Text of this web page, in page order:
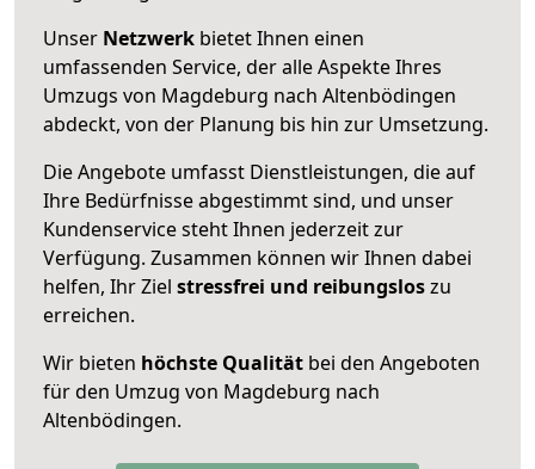
Unser Netzwerk bietet Ihnen einen
umfassenden Service, der alle Aspekte Ihres
Umzugs von Magdeburg nach Altenbödingen
abdeckt, von der Planung bis hin zur Umsetzung.
Die Angebote umfasst Dienstleistungen, die auf
Ihre Bedürfnisse abgestimmt sind, und unser
Kundenservice steht Ihnen jederzeit zur
Verfügung. Zusammen können wir Ihnen dabei
helfen, Ihr Ziel stressfrei und reibungsloszu
erreichen.
Wir bieten höchste Qualität bei den Angeboten
für den Umzug von Magdeburg nach
Altenbödingen.